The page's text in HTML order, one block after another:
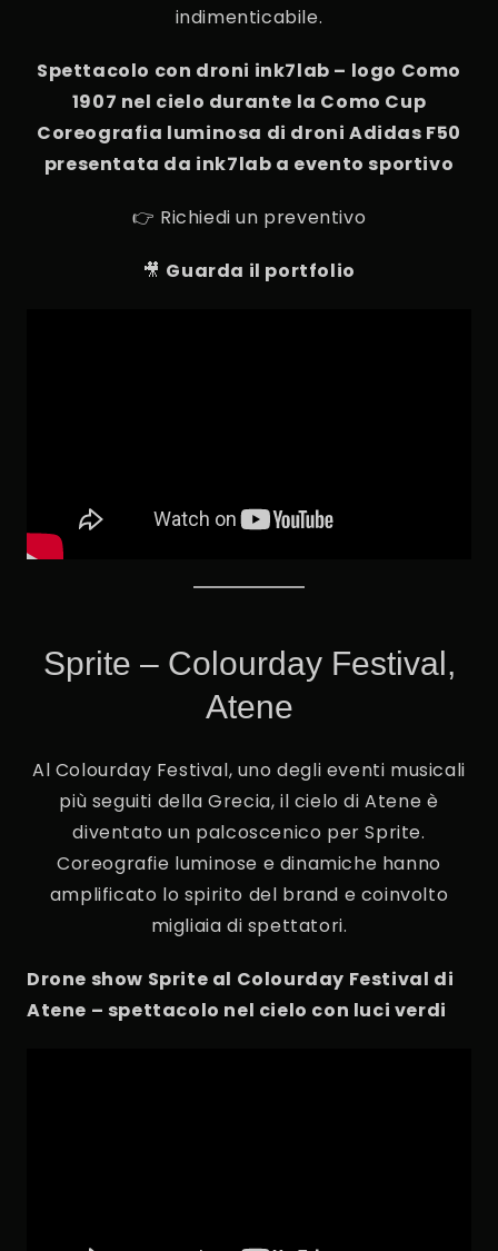
indimenticabile.
Spettacolo con droni ink7lab – logo Como
1907 nel cielo durante la Como Cup
Coreografia luminosa di droni Adidas F50
presentata da ink7lab a evento sportivo
👉 Richiedi un preventivo
🎥 Guarda il portfolio
Sprite – Colourday Festival,
Atene
Al Colourday Festival, uno degli eventi musicali
più seguiti della Grecia, il cielo di Atene è
diventato un palcoscenico per Sprite.
Coreografie luminose e dinamiche hanno
amplificato lo spirito del brand e coinvolto
migliaia di spettatori.
Drone show Sprite al Colourday Festival di
Atene – spettacolo nel cielo con luci verdi